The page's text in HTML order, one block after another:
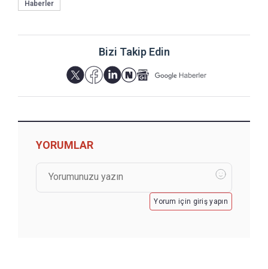
Haberler
Bizi Takip Edin
YORUMLAR
Yorum için giriş yapın